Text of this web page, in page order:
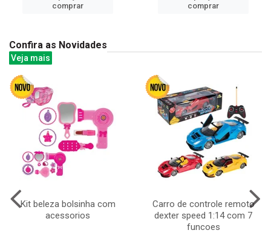
comprar
comprar
Confira as Novidades
Veja mais
Kit beleza bolsinha com
acessorios
Carro de controle remoto
dexter speed 1:14 com 7
funcoes